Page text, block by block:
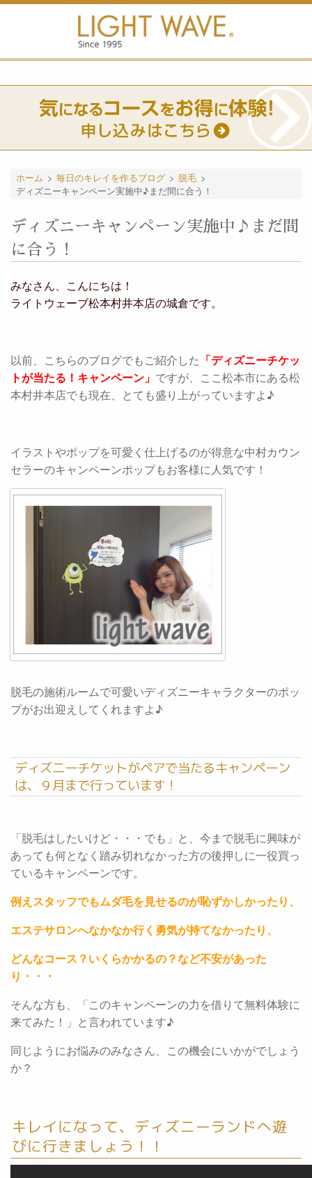
ホーム > 毎日のキレイを作るブログ > 脱毛 >
ディズニーキャンペーン実施中♪まだ間に合う！
ディズニーキャンペーン実施中♪まだ間
に合う！
みなさん、こんにちは！
ライトウェーブ松本村井本店の城倉です。
以前、こちらのブログでもご紹介した 「ディズニーチケッ
トが当たる！キャンペーン」 ですが、ここ松本市にある松
本村井本店でも現在、とても盛り上がっていますよ♪
イラストやポップを可愛く仕上げるのが得意な中村カウン
セラーのキャンペーンポップもお客様に人気です！
脱毛の施術ルームで可愛いディズニーキャラクターのポッ
プがお出迎えしてくれますよ♪
ディズニーチケットがペアで当たるキャンペーン
は、９月まで行っています！
「脱毛はしたいけど・・・でも」と、今まで脱毛に興味が
あっても何となく踏み切れなかった方の後押しに一役買っ
ているキャンペーンです。
例えスタッフでもムダ毛を見せるのが恥ずかしかったり、
エステサロンへなかなか行く勇気が持てなかったり、
どんなコース？いくらかかるの？など不安があった
り・・・
そんな方も、「このキャンペーンの力を借りて無料体験に
来てみた！」と言われています♪
同じようにお悩みのみなさん、この機会にいかがでしょう
か？
キレイになって、ディズニーランドへ遊
びに行きましょう！！